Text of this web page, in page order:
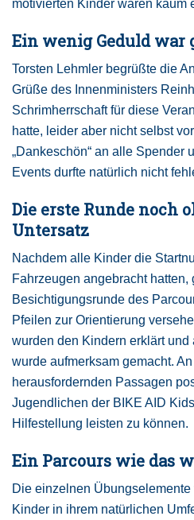
motivierten Kinder waren kaum
Ein wenig Geduld war
Torsten Lehmler begrüßte die
Grüße des Innenministers
Schrimherrschaft für diese
hatte, leider aber nicht selbst
„Dankeschön“ an alle Spender
Events durfte natürlich nicht
Die erste Runde noch
Untersatz
Nachdem alle Kinder die
Fahrzeugen angebracht
Besichtigungsrunde des
Pfeilen zur Orientierung
wurden den Kindern erklärt und
wurde aufmerksam gemacht.
herausfordernden Passagen
Jugendlichen der BIKE AID
Hilfestellung leisten zu können.
Ein Parcours wie das
Die einzelnen
Kinder in ihrem natürlichen